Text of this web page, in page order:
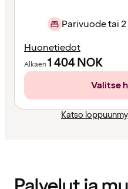
Parivuode tai
Huonetiedot
Alkaen1 404NOK
Valitse
Katso